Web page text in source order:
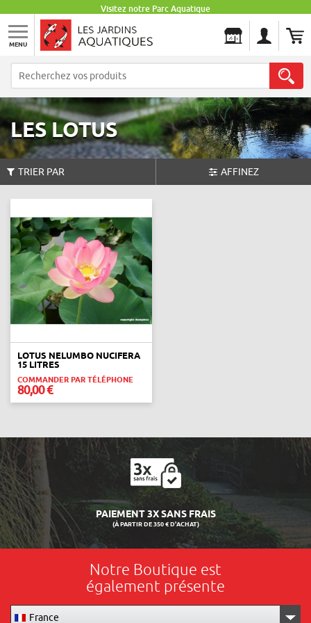
Visitez notre Parc Aquatique
MENU
LES LOTUS
TRIER PAR AFFINEZ
LOTUS NELUMBO NUCIFERA
15 LITRES
COMMANDER PAR TÉLÉPHONE
80,00 €
PAIEMENT 3X SANS FRAIS
(À PARTIR DE 350 € D'ACHAT)
Notre Boutique est
également présente
France